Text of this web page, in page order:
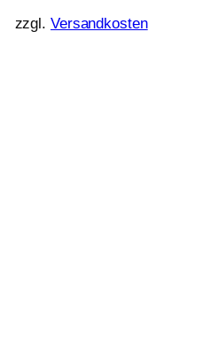
zzgl. Versandkosten